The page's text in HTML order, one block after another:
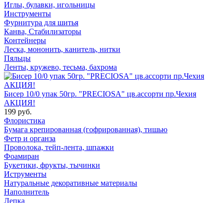
Иглы, булавки, игольницы
Инструменты
Фурнитура для шитья
Канва, Стабилизаторы
Контейнеры
Леска, мононить, канитель, нитки
Пяльцы
Ленты, кружево, тесьма, бахрома
Бисер 10/0 упак 50гр. "PRECIOSA" цв.ассорти пр.Чехия
АКЦИЯ!
199 руб.
Флористика
Бумага крепированная (гофрированная), тишью
Фетр и органза
Проволока, тейп-лента, шпажки
Фоамиран
Букетики, фрукты, тычинки
Иструменты
Натуральные декоративные материалы
Наполнитель
Лепка